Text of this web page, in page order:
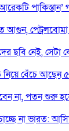
আগুন,
ছবি নেই, সেটা
নিয়ে বেঁচে
না, পতন শুরু
না ভারত: